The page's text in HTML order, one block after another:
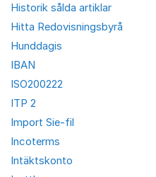
Historik sålda artiklar
Hitta Redovisningsbyrå
Hunddagis
IBAN
ISO200222
ITP 2
Import Sie-fil
Incoterms
Intäktskonto